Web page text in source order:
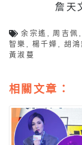
詹天
余宗遙 ,周吉佩
智樂 , 楊千嬅 , 胡鴻
黃淑蔓
相關文章：